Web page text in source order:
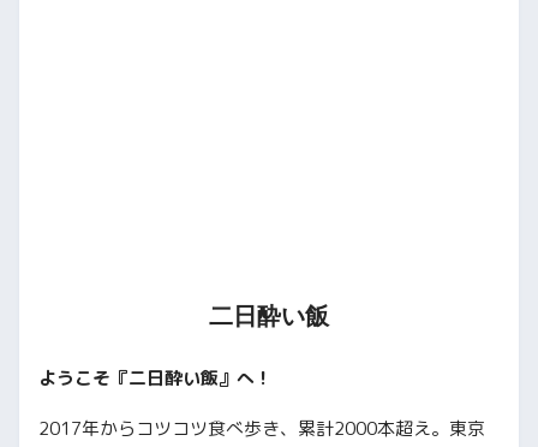
二日酔い飯
ようこそ『二日酔い飯』へ！
2017年からコツコツ食べ歩き、累計2000本超え。東京